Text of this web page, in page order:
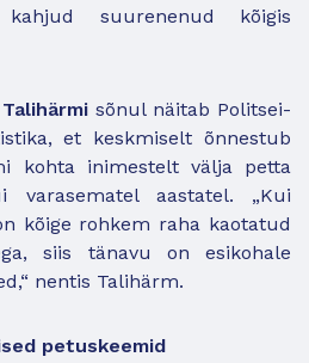
suurenenud kõigis
sõnul näitab Politsei-
et keskmiselt õnnestub
kohta inimestelt välja petta
aastatel. „Kui
kõige rohkem raha kaotatud
siis tänavu on esikohale
nentis Talihärm.
petuskeemid